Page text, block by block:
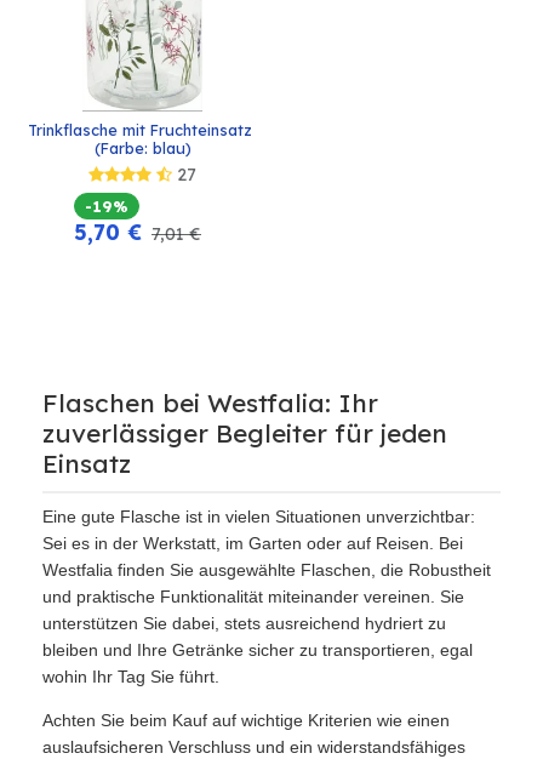
Trinkflasche mit Fruchteinsatz
(Farbe: blau)
27
-19%
5,70 € 7,01€
Flaschen bei Westfalia: Ihr
zuverlässiger Begleiter für jeden
Einsatz
Eine gute Flasche ist in vielen Situationen unverzichtbar:
Sei es in der Werkstatt, im Garten oder auf Reisen. Bei
Westfalia finden Sie ausgewählte Flaschen, die Robustheit
und praktische Funktionalität miteinander vereinen. Sie
unterstützen Sie dabei, stets ausreichend hydriert zu
bleiben und Ihre Getränke sicher zu transportieren, egal
wohin Ihr Tag Sie führt.
Achten Sie beim Kauf auf wichtige Kriterien wie einen
auslaufsicheren Verschluss und ein widerstandsfähiges